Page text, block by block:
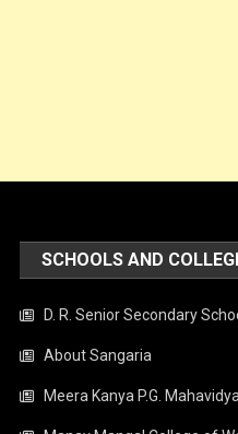
SCHOOLS AND
D. R. Senior Secondary
About Sangaria
Meera Kanya P.G.